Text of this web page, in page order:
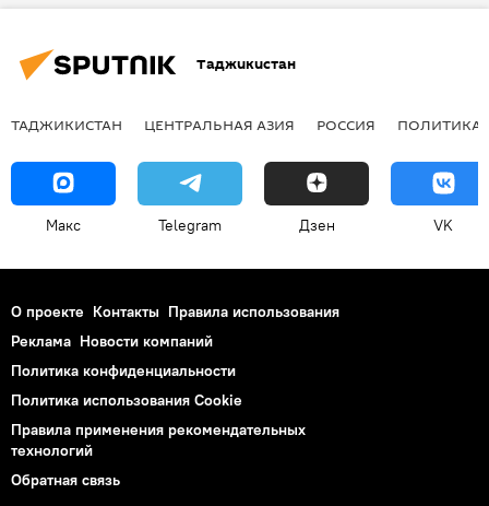
Таджикистан
ТАДЖИКИСТАН ЦЕНТРАЛЬНАЯ АЗИЯ РОССИЯ ПОЛИТИКА
Макс Telegram Дзен VK
О проекте Контакты Правила использования
Реклама Новости компаний
Политика конфиденциальности
Политика использования Cookie
Правила применения рекомендательных
технологий
Обратная связь